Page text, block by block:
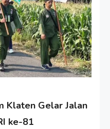
Klaten Gelar Jalan
ke-81